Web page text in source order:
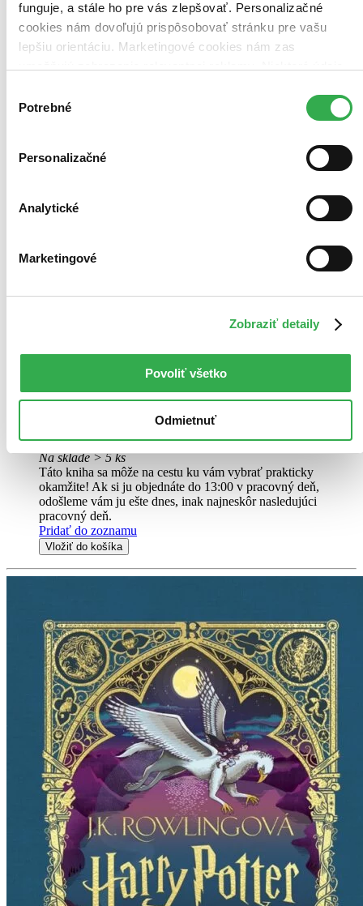
funguje, a stále ho pre vás zlepšovať. Personalizačné
cookies nám dovoľujú prispôsobovať stránku pre vašu
lepšiu orientáciu. Marketingové cookies nám zas
keby sme mohli používať všetky tieto cookies. Ďakujeme!
súhlasu
Potrebné
Personalizačné
Analytické
Marketingové
Zobraziť detaily
Povoliť všetko
Odmietnuť
Ak ste si niekedy kládli otázku, kde sa vzala ohnivá strela alebo
si prečítať Metlobal v priebehu vekov...
7,50 €
Na sklade > 5 ks
Táto kniha sa môže na cestu ku vám vybrať prakticky
okamžite! Ak si ju objednáte do 13:00 v pracovný deň,
odošleme vám ju ešte dnes, inak najneskôr nasledujúci
pracovný deň.
Pridať do zoznamu
Vložiť do košíka